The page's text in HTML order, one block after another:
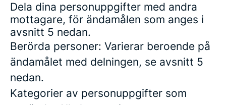
Dela dina personuppgifter med andra
mottagare, för ändamålen som anges i
avsnitt 5 nedan.
Berörda personer: Varierar beroende på
ändamålet med delningen, se avsnitt 5
nedan.
Kategorier av personuppgifter som